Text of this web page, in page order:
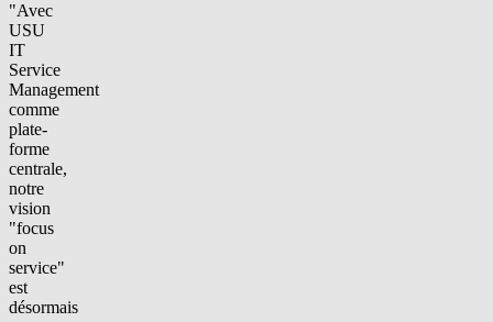
"Avec
USU
IT
Service
Management
comme
plate-
forme
centrale,
notre
vision
"focus
on
service"
est
désormais